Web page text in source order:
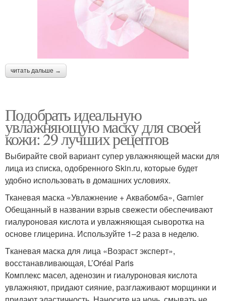
читать дальше →
Подобрать идеальную
увлажняющую маску для своей
кожи: 29 лучших рецептов
Выбирайте свой вариант супер увлажняющей маски для
лица из списка, одобренного Skin.ru, которые будет
удобно использовать в домашних условиях.
Тканевая маска «Увлажнение + Аквабомба», Garnier
Обещанный в названии взрыв свежести обеспечивают
гиалуроновая кислота и увлажняющая сыворотка на
основе глицерина. Используйте 1–2 раза в неделю.
Tканевая маска для лица «Возраст эксперт»,
восстанавливающая, L’Oréal Paris
Комплекс масел, аденозин и гиалуроновая кислота
увлажняют, придают сияние, разглаживают морщинки и